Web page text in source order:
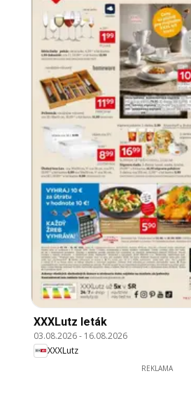
XXXLutz leták
03.08.2026- 16.08.2026
XXXLutz
REKLAMA